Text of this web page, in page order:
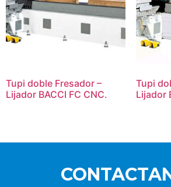
Tupi doble Fresador –
Lijador BACCI FC CNC.
Tupi
Lijador